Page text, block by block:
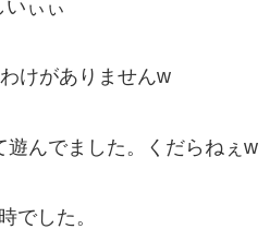
ぃぃ
けがありませんw
んでました。くだらねぇw
でした。